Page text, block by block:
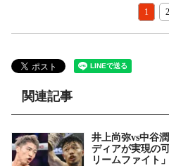
1 2
関連記事
井上尚弥vs中谷
ディアが実現の
リームファイト」